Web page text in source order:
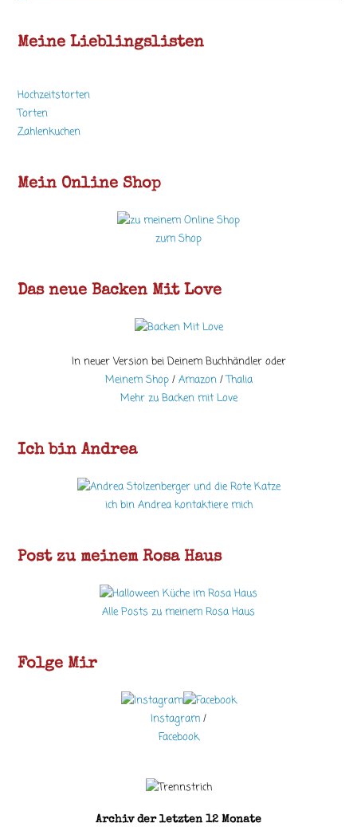
Meine Lieblingslisten
Hochzeitstorten
Torten
Zahlenkuchen
Mein Online Shop
zum Shop
Das neue Backen Mit Love
In neuer Version bei Deinem Buchhändler oder
Meinem Shop/ Amazon/Thalia
Mehr zu Backen mit Love
Ich bin Andrea
ich bin Andrea kontaktiere mich
Post zu meinem Rosa Haus
Alle Posts zu meinem Rosa Haus
Folge Mir
Instagram /
Facebook
Archiv der letzten 12 Monate